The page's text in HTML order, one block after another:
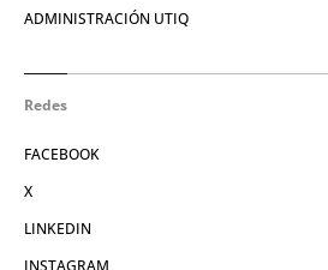
ADMINISTRACIÓN UTIQ
Redes
FACEBOOK
X
LINKEDIN
INSTAGRAM